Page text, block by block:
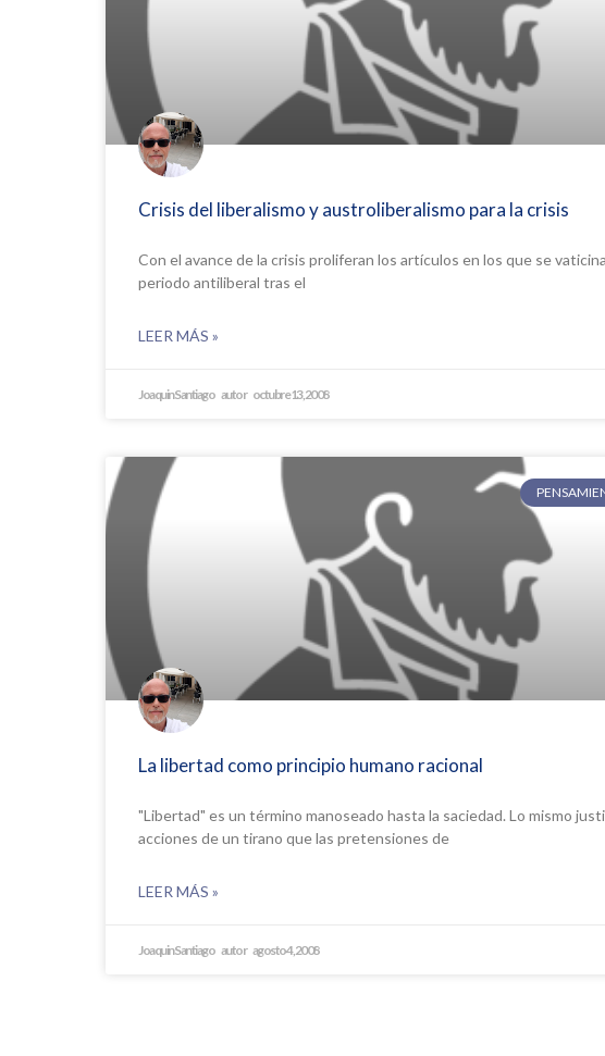
Crisis del liberalismo y austroliberalismo para la crisis
Con el avance de la crisis proliferan los artículos en los que se
periodo antiliberal tras el
LEER MÁS »
Joaquin Santiago octubre 13, 2008
La libertad como principio humano racional
"Libertad" es un término manoseado hasta la saciedad. Lo mismo
acciones de un tirano que las pretensiones de
LEER MÁS »
Joaquin Santiago agosto 4, 2008